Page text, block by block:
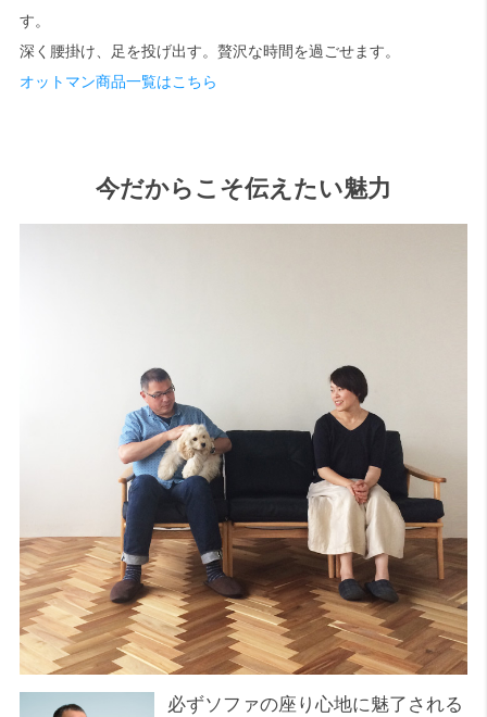
す。
深く腰掛け、足を投げ出す。贅沢な時間を過ごせます。
オットマン商品一覧はこちら
今だからこそ伝えたい魅力
必ずソファの座り心地に魅了される